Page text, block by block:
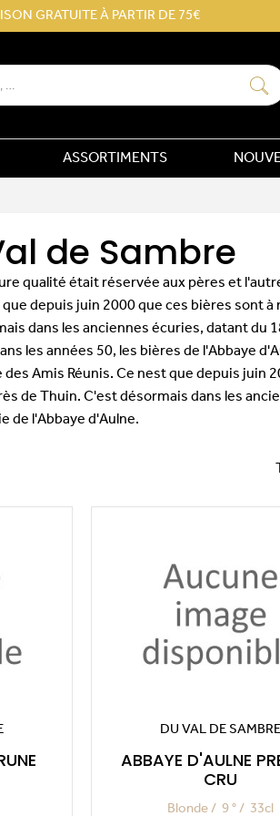
GRATUITE À PARTIR DE 75€
ASSORTIMENTS
de Sambre
qualité était réservée aux pères et
depuis juin 2000 que ces bières sont
dans les anciennes écuries, datant du
les années 50, les bières de l'Abbaye
Amis Réunis. Ce nest que depuis juin
de Thuin. C'est désormais dans les
de l'Abbaye d'Aulne.
DU VAL DE SAMBRE
ABBAYE D'AULNE
CRU
Blonde 9 ° 33cl